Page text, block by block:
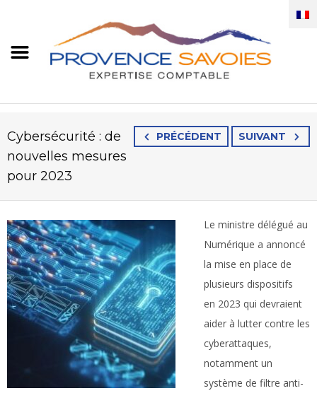
PRÉCÉDENT SUIVANT
Cybersécurité : de
nouvelles mesures
pour 2023
Le ministre délégué au
Numérique a annoncé
la mise en place de
plusieurs dispositifs
en 2023 qui devraient
aider à lutter contre les
cyberattaques,
notamment un
système de filtre anti-